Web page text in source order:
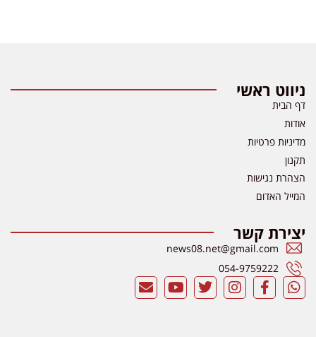
ניווט ראשי
דף הבית
אודות
מדיניות פרטיות
תקנון
הצהרת נגישות
המייל האדום
יצירת קשר
news08.net@gmail.com
054-9759222